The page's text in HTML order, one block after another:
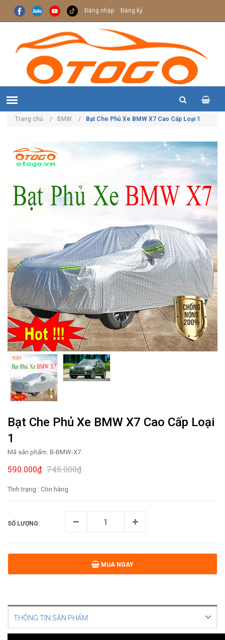
Đăng nhập Đăng ký
Trang chủ BMW Bạt Che Phủ Xe BMW X7 Cao Cấp Loại 1
Bạt Che Phủ Xe BMW X7 Cao Cấp Loại
1
Mã sản phẩm: B-BMW-X7
590.000₫ 745.000₫
Tình trạng : Còn hàng
SỐ LƯỢNG:
MUA NGAY
THÔNG TIN SẢN PHẨM